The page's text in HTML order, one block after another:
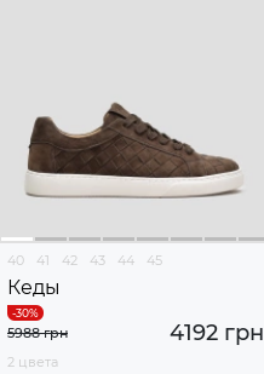
40 41 42 43 44 45
Кеды
4192 грн
5988 грн
2 цвета